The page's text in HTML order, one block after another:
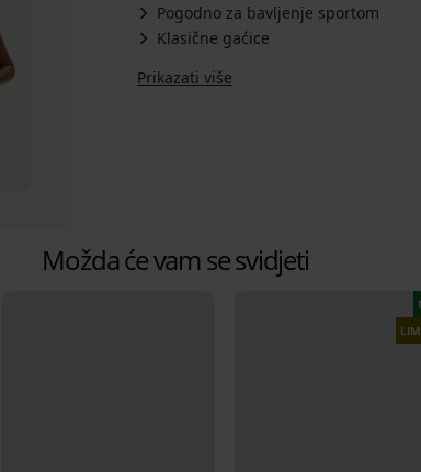
Pogodno za bavljenje sportom
Klasične gaćice
Prikazati više
Možda će vam se svidjeti